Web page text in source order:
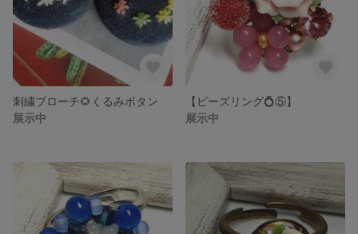
刺繍ブローチ🌻くるみボタン
展示中
【ビーズリング💍⑤】
展示中